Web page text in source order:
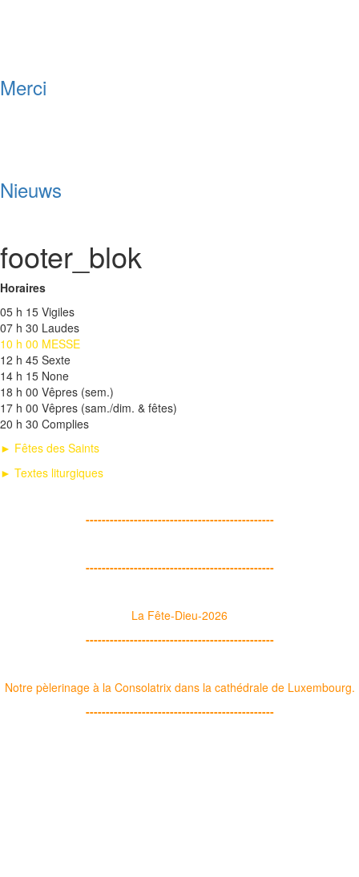
Merci
Nieuws
footer_blok
Horaires
05 h 15 Vigiles
07 h 30 Laudes
10 h 00 MESSE
12 h 45 Sexte
14 h 15 None
18 h 00 Vêpres (sem.)
17 h 00 Vêpres (sam./dim. & fêtes)
20 h 30 Complies
► Fêtes des Saints
► Textes liturgiques
-----------------------------------------------
-----------------------------------------------
La Fête-Dieu-2026
-----------------------------------------------
Notre pèlerinage à la Consolatrix dans la cathédrale de Luxembourg.
-----------------------------------------------